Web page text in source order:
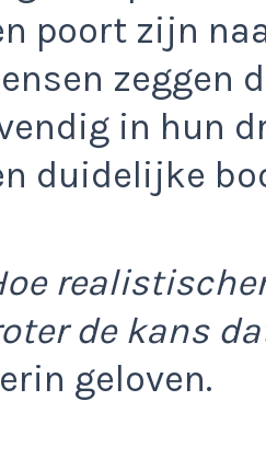
poort zijn
zeggen
in hun
duidelijke
de kans
geloven.